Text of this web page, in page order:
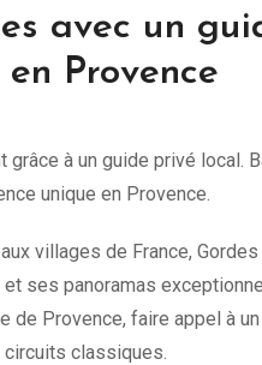
avec un
Provence
à un guide privé local.
unique en Provence.
villages de France,
ses panoramas
de Provence, faire appel à
classiques.